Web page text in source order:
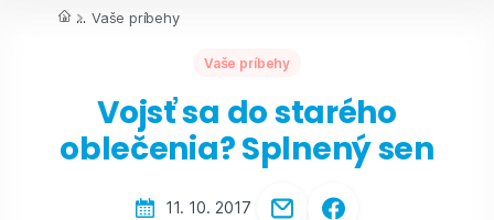
... Vaše príbehy
Vaše príbehy
Vojsť sa do starého
oblečenia? Splnený sen
11. 10. 2017